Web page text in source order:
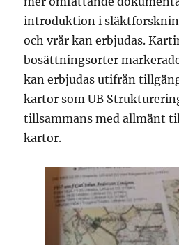
introduktion i
och vrår kan erbjudas.
bosättningsorter
kan erbjudas utifrån
kartor som UB
tillsammans med allmänt
kartor.